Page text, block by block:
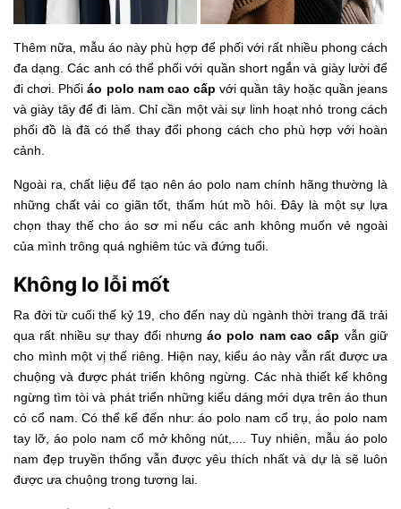
Thêm nữa, mẫu áo này phù hợp để phối với rất nhiều phong cách
đa dạng. Các anh có thể phối với quần short ngắn và giày lười để
đi chơi. Phốiáo polo nam cao cấp với quần tây hoặc quần jeans
và giày tây để đi làm. Chỉ cần một vài sự linh hoạt nhỏ trong cách
phối đồ là đã có thể thay đổi phong cách cho phù hợp với hoàn
cảnh.
Ngoài ra, chất liệu để tạo nên áo polo nam chính hãng thường là
những chất vải co giãn tốt, thấm hút mồ hôi. Đây là một sự lựa
chọn thay thế cho áo sơ mi nếu các anh không muốn vẻ ngoài
của mình trông quá nghiêm túc và đứng tuổi.
Không lo lỗi mốt
Ra đời từ cuối thế kỷ 19, cho đến nay dù ngành thời trang đã trải
qua rất nhiều sự thay đổi nhưngáo polo nam cao cấp vẫn giữ
cho mình một vị thế riêng. Hiện nay, kiểu áo này vẫn rất được ưa
chuộng và được phát triển không ngừng. Các nhà thiết kế không
ngừng tìm tòi và phát triển những kiểu dáng mới dựa trên áo thun
có cổ nam. Có thể kể đến như: áo polo nam cổ trụ, áo polo nam
tay lỡ, áo polo nam cổ mở không nút,.... Tuy nhiên, mẫu áo polo
nam đẹp truyền thống vẫn được yêu thích nhất và dự là sẽ luôn
được ưa chuộng trong tương lai.